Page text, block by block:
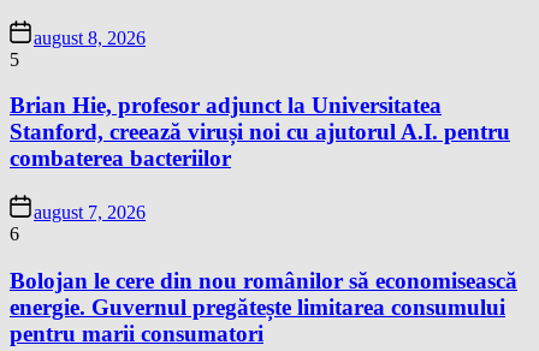
august 8, 2026
5
Brian Hie, profesor adjunct la Universitatea
Stanford, creează viruși noi cu ajutorul A.I. pentru
combaterea bacteriilor
august 7, 2026
6
Bolojan le cere din nou românilor să economisească
energie. Guvernul pregătește limitarea consumului
pentru marii consumatori